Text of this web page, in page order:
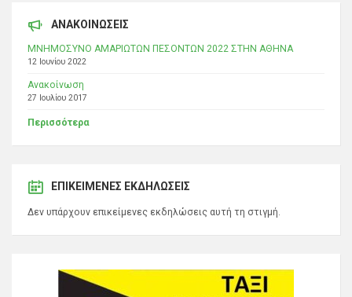
ΑΝΑΚΟΙΝΩΣΕΙΣ
ΜΝΗΜΟΣΥΝΟ ΑΜΑΡΙΩΤΩΝ ΠΕΣΟΝΤΩΝ 2022 ΣΤΗΝ ΑΘΗΝΑ
12 Ιουνίου 2022
Ανακοίνωση
27 Ιουλίου 2017
Περισσότερα
ΕΠΙΚΕΊΜΕΝΕΣ ΕΚΔΗΛΏΣΕΙΣ
Δεν υπάρχουν επικείμενες εκδηλώσεις αυτή τη στιγμή.